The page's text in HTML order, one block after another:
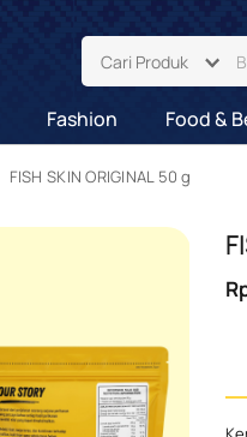
Cari Produk
Fashion Food &
FISH SKIN ORIGINAL 50 g